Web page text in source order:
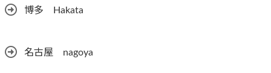
博多 Hakata
名古屋 nagoya